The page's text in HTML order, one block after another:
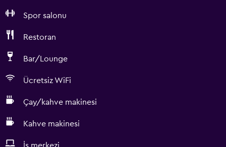
Spor salonu
Restoran
Bar/Lounge
Ücretsiz WiFi
Çay/kahve makinesi
Kahve makinesi